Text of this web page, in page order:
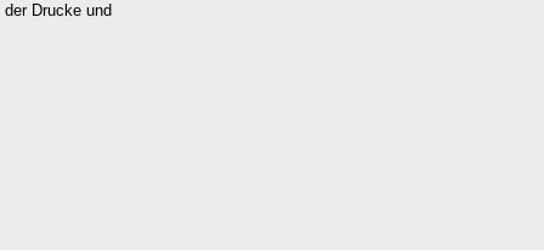
Drucke und